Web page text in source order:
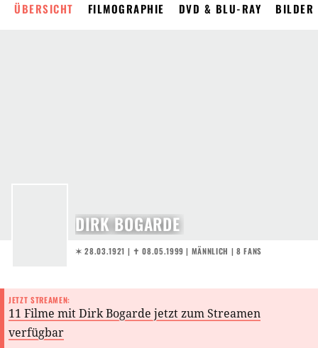
ÜBERSICHT FILMOGRAPHIE DVD & BLU-RAY BILDER
DIRK BOGARDE
✶ 28.03.1921 | ✝︎ 08.05.1999 | MÄNNLICH | 8 FANS
JETZT STREAMEN:
11 Filme mit Dirk Bogarde jetzt zum Streamen
verfügbar